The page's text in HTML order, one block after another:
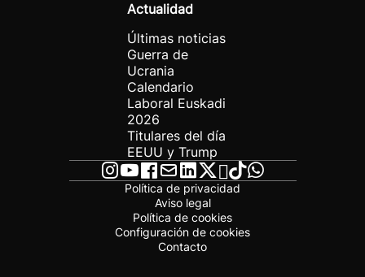
Actualidad
Últimas noticias
Guerra de
Ucrania
Calendario
Laboral Euskadi
2026
Titulares del día
EEUU y Trump
Política de privacidad
Aviso legal
Política de cookies
Configuración de cookies
Contacto